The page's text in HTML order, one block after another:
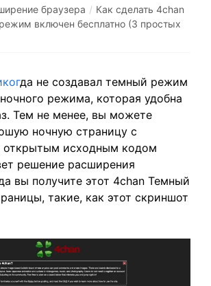
браузера / Как сделать 4chan
включен бесплатно (3 простых
да не создавал темный режим
режима, которая удобна
Тем не менее, вы можете
ночную страницу с
открытым исходным кодом
решение расширения
вы получите этот 4chan Темный
такие, как этот скриншот